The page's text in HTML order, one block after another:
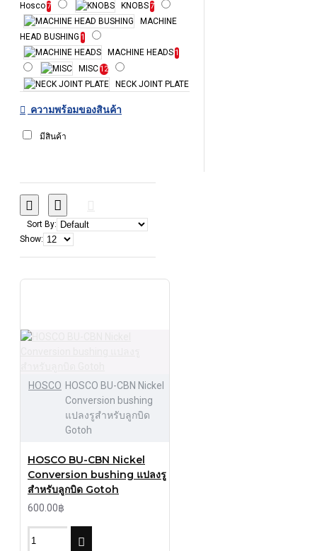
Hosco7 KNOBS7
MACHINE
HEAD BUSHING 1
MACHINE HEADS 1
MISC12
NECK JOINT PLATE
กีต้าร์-GUITAR PARTS
ความพร้อมของสินค้า
มีสินค้า
Sort By:
Show:
HOSCO HOSCO BU-CBN Nickel
Conversion bushing
แปลงรูสำหรับลูกบิด
Gotoh
HOSCO BU-CBN Nickel
Conversion bushing แปลงรู
สำหรับลูกบิด Gotoh
600.00฿